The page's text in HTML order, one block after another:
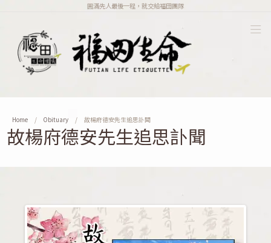
圓滿先人最後一程，就交給福田團隊
Home Obituary 故楊府德安先生追思訃聞
故楊府德安先生追思訃聞